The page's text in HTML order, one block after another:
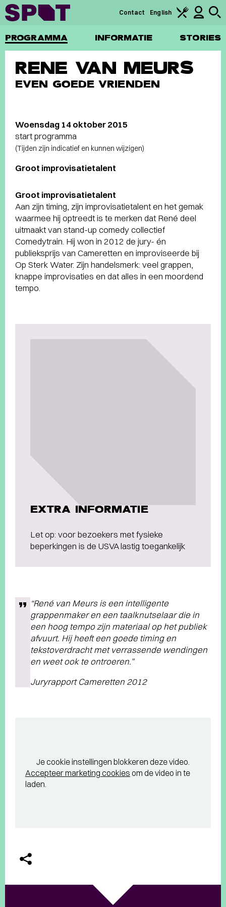
PROGRAMMA INFORMATIE STORIES
Contact English
RENE VAN MEURS
EVEN GOEDE VRIENDEN
Woensdag 14 oktober 2015
start programma
(Tijden zijn indicatief en kunnen wijzigen)
Groot improvisatietalent
Groot improvisatietalent
Aan zijn timing, zijn improvisatietalent en het gemak
waarmee hij optreedt is te merken dat René deel
uitmaakt van stand-up comedy collectief
Comedytrain. Hij won in 2012 de jury- én
publieksprijs van Cameretten en improviseerde bij
Op Sterk Water. Zijn handelsmerk: veel grappen,
knappe improvisaties en dat alles in een moordend
tempo.
EXTRA INFORMATIE
Let op: voor bezoekers met fysieke
beperkingen is de USVA lastig toegankelijk
“René van Meurs is een intelligente
grappenmaker en een taalknutselaar die in
een hoog tempo zijn materiaal op het publiek
afvuurt. Hij heeft een goede timing en
tekstoverdracht met verrassende wendingen
en weet ook te ontroeren.”
Juryrapport Cameretten 2012
Je cookie instellingen blokkeren deze video.
Accepteer marketing cookies om de video in te
laden.